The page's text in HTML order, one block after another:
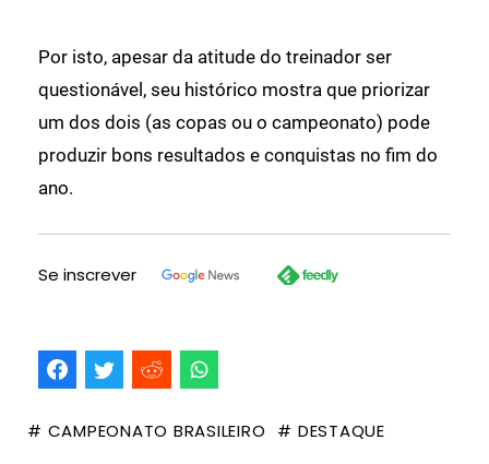
Por isto, apesar da atitude do treinador ser
questionável, seu histórico mostra que priorizar
um dos dois (as copas ou o campeonato) pode
produzir bons resultados e conquistas no fim do
ano.
Se inscrever
# CAMPEONATO BRASILEIRO # DESTAQUE